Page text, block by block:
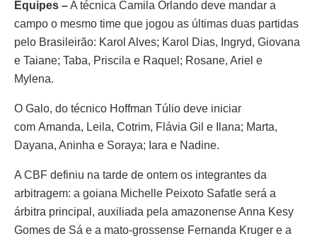
Equipes –A técnica Camila Orlando deve mandar a
campo o mesmo time que jogou as últimas duas partidas
pelo Brasileirão: Karol Alves; Karol Dias, Ingryd, Giovana
e Taiane; Taba, Priscila e Raquel; Rosane, Ariel e
Mylena.
O Galo, do técnico Hoffman Túlio deve iniciar
com Amanda, Leila, Cotrim, Flávia Gil e Ilana; Marta,
Dayana, Aninha e Soraya; Iara e Nadine.
A CBF definiu na tarde de ontem os integrantes da
arbitragem: a goiana Michelle Peixoto Safatle será a
árbitra principal, auxiliada pela amazonense Anna Kesy
Gomes de Sá e a mato-grossense Fernanda Kruger e a